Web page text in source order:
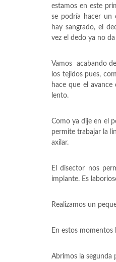
estamos en este
se podría hacer un
hay sangrado, el
vez el dedo ya no
Vamos acabando
los tejidos pues,
hace que el
lento.
Como ya dije en el
permite trabajar la
axilar.
El disector nos
implante. Es
Realizamos un
En estos
Abrimos la segunda